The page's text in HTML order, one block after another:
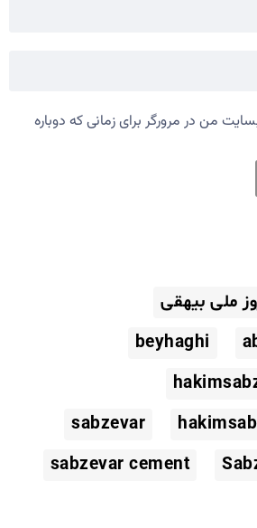
من در مرورگر برای زمانی که دوباره
beyhaghi
sabzevar
sabzevar cement